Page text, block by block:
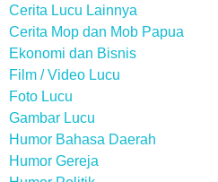
Cerita Lucu Lainnya
Cerita Mop dan Mob Papua
Ekonomi dan Bisnis
Film / Video Lucu
Foto Lucu
Gambar Lucu
Humor Bahasa Daerah
Humor Gereja